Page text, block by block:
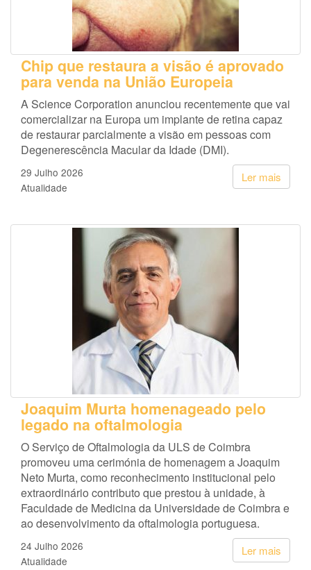
Chip que restaura a visão é aprovado
para venda na União Europeia
A Science Corporation anunciou recentemente que vai
comercializar na Europa um implante de retina capaz
de restaurar parcialmente a visão em pessoas com
Degenerescência Macular da Idade (DMI).
Ler mais
29 Julho 2026
Atualidade
Joaquim Murta homenageado pelo
legado na oftalmologia
O Serviço de Oftalmologia da ULS de Coimbra
promoveu uma cerimónia de homenagem a Joaquim
Neto Murta, como reconhecimento institucional pelo
extraordinário contributo que prestou à unidade, à
Faculdade de Medicina da Universidade de Coimbra e
ao desenvolvimento da oftalmologia portuguesa.
Ler mais
24 Julho 2026
Atualidade